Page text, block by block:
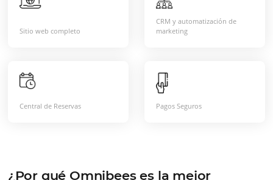
Transforme su sitio web en un
potenciando la rentabilidad junto
con el sitio web , sin perder el estilo
a la conversión, brinda experiencias